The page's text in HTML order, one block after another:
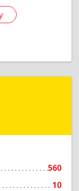
560
10
Московская